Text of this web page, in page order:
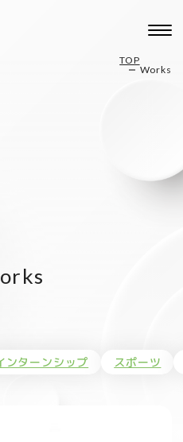
TOP
Works
Works
ンターンシップ スポーツ